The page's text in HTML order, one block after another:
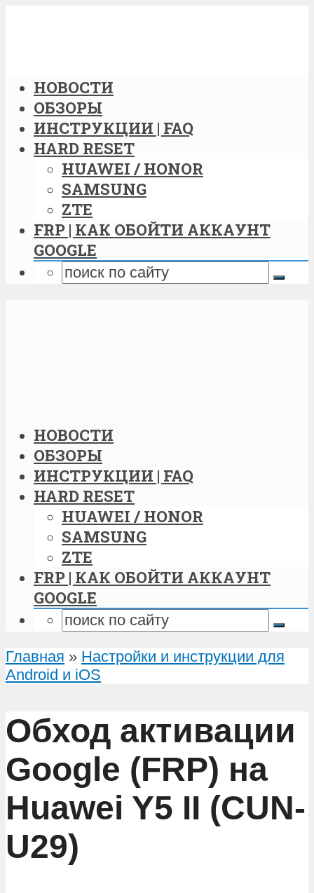
НОВОСТИ
ОБЗОРЫ
ИНСТРУКЦИИ | FAQ
HARD RESET
HUAWEI / HONOR
SAMSUNG
ZTE
FRP | КАК ОБОЙТИ АККАУНТ
GOOGLE
НОВОСТИ
ОБЗОРЫ
ИНСТРУКЦИИ | FAQ
HARD RESET
HUAWEI / HONOR
SAMSUNG
ZTE
FRP | КАК ОБОЙТИ АККАУНТ
GOOGLE
Главная » Настройки и инструкции для
Android и iOS
Обход активации
Google (FRP) на
Huawei Y5 II (CUN-
U29)